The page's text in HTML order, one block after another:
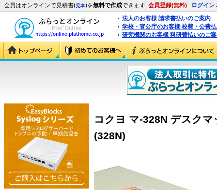
会員はオンラインで見積書(見本)を無料で作成できます 会員登録(無料) ログイン
法人のお客様 請求書払いのご案内
学校・官公庁のお客様 校費・公費
研究機関のお客様 科研費払いのご
コクヨ マ-328N デスク
(328N)